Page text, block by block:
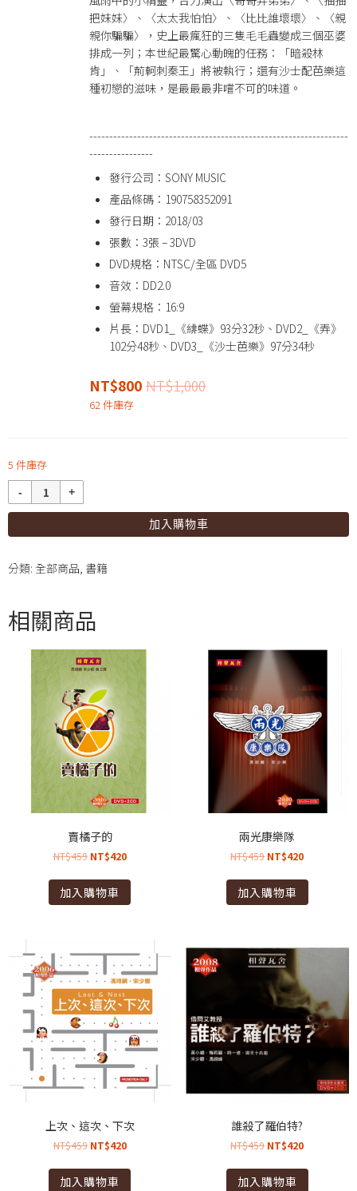
把妹妹〉、〈太太我怕怕〉、〈比比誰壞壞〉、〈親
親你騙騙〉，史上最瘋狂的三隻毛毛蟲變成三個巫婆
排成一列；本世紀最驚心動魄的任務：「暗殺林
肯」、「荊軻刺秦王」將被執行；還有沙士配芭樂這
種初戀的滋味，是最最最非嚐不可的味道。
-----------------------------------------------------------------
----------------
發行公司：SONY MUSIC
產品條碼：190758352091
發行日期：2018/03
張數：3張 – 3DVD
DVD規格：NTSC/全區 DVD5
音效：DD2.0
螢幕規格：16:9
片長：DVD1_《緋蝶》93分32秒、DVD2_《弄》
102分48秒、DVD3_《沙士芭樂》97分34秒
NT$1,000
NT$800
62 件庫存
5 件庫存
量
加入購物車
分類: 全部商品 書籍
相關商品
賣橘子的
NT$459 NT$420
加入購物車
兩光康樂隊
NT$459 NT$420
加入購物車
上次、這次、下次
NT$459 NT$420
加入購物車
誰殺了羅伯特?
NT$459 NT$420
加入購物車